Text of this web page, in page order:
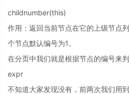
childnumber(this)
作用：返回当前节点在它的上级节点
个节点默认编号为1。
在分页中我们就是根据节点的编号来
expr
不知道大家发现没有，前两次我们用